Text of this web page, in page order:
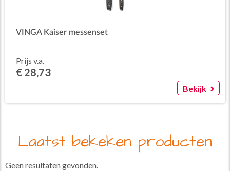
VINGA Kaiser messenset
Prijs v.a.
€ 28,73
Bekijk
Laatst bekeken producten
Geen resultaten gevonden.